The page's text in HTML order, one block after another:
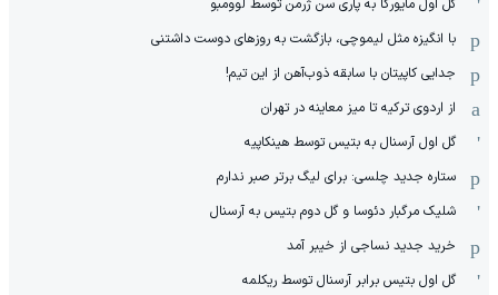
گل اول مایورکا به پاری سن ژرمن توسط لوومبو
با انگیزه مثل لیموچی، بازگشت به روزهای دوست داشتنی
جدایی کاپیتان با سابقه ذوب‌آهن از این تیم!
از اردوی ترکیه تا میز معاینه در تهران
گل اول آرسنال به بتیس توسط هینکاپیه
ستاره جدید چلسی: برای لیگ برتر صبر ندارم
شلیک مرگبار دئوسا و گل دوم بتیس به آرسنال
خرید جدید نساجی از خیبر آمد
گل اول بتیس برابر آرسنال توسط ریکلمه